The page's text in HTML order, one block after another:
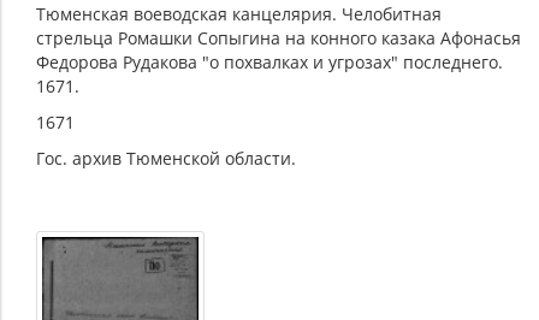
Тюменская воеводская канцелярия. Челобитная
стрельца Ромашки Сопыгина на конного казака Афонасья
Федорова Рудакова "о похвалках и угрозах" последнего.
1671.
1671
Гос. архив Тюменской области.